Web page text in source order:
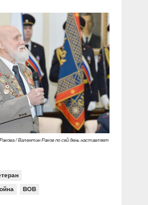
/ Валентин Раков по сей день наставляет
ВОВ